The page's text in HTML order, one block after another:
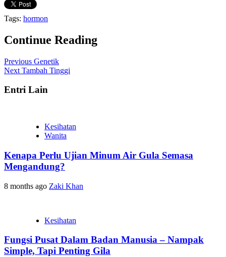
Tags: hormon
Continue Reading
Previous Genetik
Next Tambah Tinggi
Entri Lain
Kesihatan
Wanita
Kenapa Perlu Ujian Minum Air Gula Semasa
Mengandung?
8 months ago Zaki Khan
Kesihatan
Fungsi Pusat Dalam Badan Manusia – Nampak
Simple, Tapi Penting Gila